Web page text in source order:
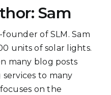
Sam
founder of SLM. Sam
units of solar lights.
many blog posts
to many
on the